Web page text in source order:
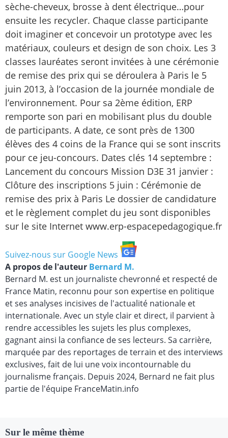
sèche-cheveux, brosse à dent électrique…pour
ensuite les recycler. Chaque classe participante
doit imaginer et concevoir un prototype avec les
matériaux, couleurs et design de son choix. Les 3
classes lauréates seront invitées à une cérémonie
de remise des prix qui se déroulera à Paris le 5
juin 2013, à l’occasion de la journée mondiale de
l’environnement. Pour sa 2ème édition, ERP
remporte son pari en mobilisant plus du double
de participants. A date, ce sont près de 1300
élèves des 4 coins de la France qui se sont inscrits
pour ce jeu-concours. Dates clés 14 septembre :
Lancement du concours Mission D3E 31 janvier :
Clôture des inscriptions 5 juin : Cérémonie de
remise des prix à Paris Le dossier de candidature
et le règlement complet du jeu sont disponibles
sur le site Internet www.erp-espacepedagogique.fr
Suivez-nous sur Google News
A propos de l'auteur Bernard M.
Bernard M. est un journaliste chevronné et respecté de
France Matin, reconnu pour son expertise en politique
et ses analyses incisives de l'actualité nationale et
internationale. Avec un style clair et direct, il parvient à
rendre accessibles les sujets les plus complexes,
gagnant ainsi la confiance de ses lecteurs. Sa carrière,
marquée par des reportages de terrain et des interviews
exclusives, fait de lui une voix incontournable du
journalisme français. Depuis 2024, Bernard ne fait plus
partie de l'équipe FranceMatin.info
Sur le même thème